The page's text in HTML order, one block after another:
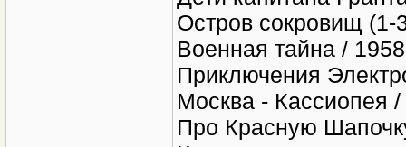
Остров сокровищ (1-
Военная тайна / 1958
Приключения
Москва - Кассиопея
Про Красную